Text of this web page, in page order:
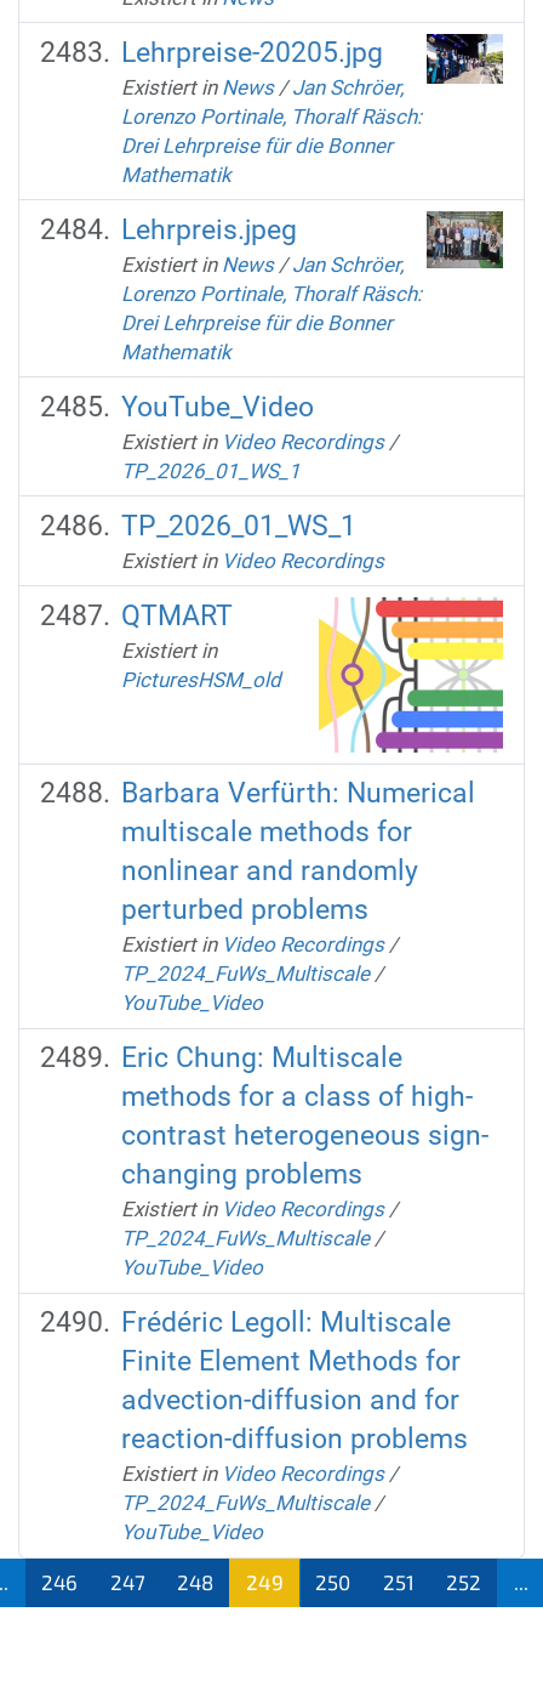
Lehrpreise-20205.jpg
Existiert in News /Jan Schröer,
Lorenzo Portinale, Thoralf Räsch:
Drei Lehrpreise für die Bonner
Mathematik
Lehrpreis.jpeg
Existiert in News /Jan Schröer,
Lorenzo Portinale, Thoralf Räsch:
Drei Lehrpreise für die Bonner
Mathematik
YouTube_Video
Existiert in Video Recordings /
TP_2026_01_WS_1
TP_2026_01_WS_1
Existiert in Video Recordings
QTMART
Existiert in
PicturesHSM_old
Barbara Verfürth: Numerical
multiscale methods for
nonlinear and randomly
perturbed problems
Existiert in Video Recordings /
TP_2024_FuWs_Multiscale /
YouTube_Video
Eric Chung: Multiscale
methods for a class of high-
contrast heterogeneous sign-
changing problems
Existiert in Video Recordings /
TP_2024_FuWs_Multiscale /
YouTube_Video
Frédéric Legoll: Multiscale
Finite Element Methods for
advection-diffusion and for
reaction-diffusion problems
Existiert in Video Recordings /
TP_2024_FuWs_Multiscale /
YouTube_Video
246 247 248
249
250 251 252 ...